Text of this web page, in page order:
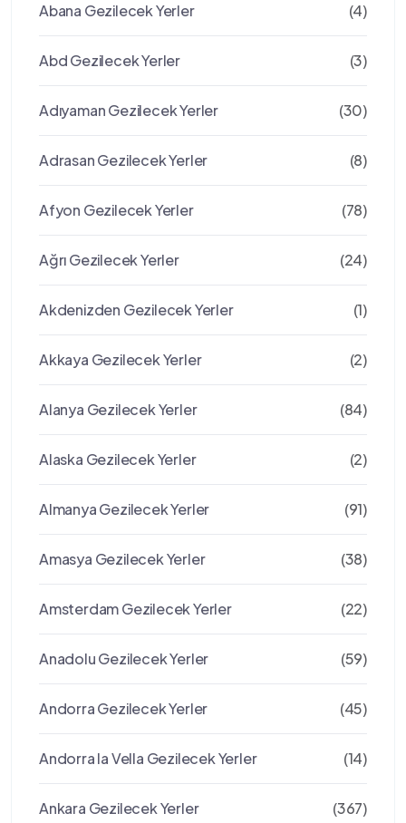
Abana Gezilecek Yerler (4)
Abd Gezilecek Yerler (3)
Adıyaman Gezilecek Yerler (30)
Adrasan Gezilecek Yerler (8)
Afyon Gezilecek Yerler (78)
Ağrı Gezilecek Yerler (24)
Akdenizden Gezilecek Yerler (1)
Akkaya Gezilecek Yerler (2)
Alanya Gezilecek Yerler (84)
Alaska Gezilecek Yerler (2)
Almanya Gezilecek Yerler (91)
Amasya Gezilecek Yerler (38)
Amsterdam Gezilecek Yerler (22)
Anadolu Gezilecek Yerler (59)
Andorra Gezilecek Yerler (45)
Andorra la Vella Gezilecek Yerler (14)
Ankara Gezilecek Yerler (367)